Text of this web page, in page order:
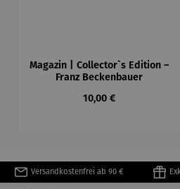
Magazin | Collector`s Edition –
Franz Beckenbauer
Regulärer Preis:
10,00 €
Versandkostenfrei ab 90 €